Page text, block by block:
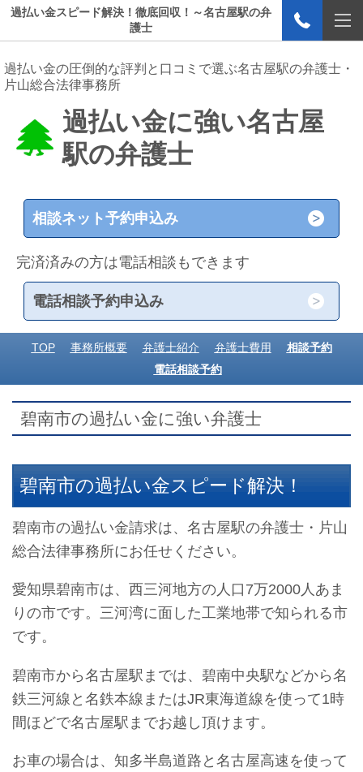
過払い金スピード解決！徹底回収！～名古屋駅の弁
護士
過払い金の圧倒的な評判と口コミで選ぶ名古屋駅の弁護士・
片山総合法律事務所
過払い金に強い名古屋
駅の弁護士
相談ネット予約申込み
完済済みの方は電話相談もできます
電話相談予約申込み
TOP 事務所概要 弁護士紹介 弁護士費用
相談予約
電話相談予約
碧南市の過払い金に強い弁護士
碧南市の過払い金スピード解決！
碧南市の過払い金請求は、名古屋駅の弁護士・片山
総合法律事務所にお任せください。
愛知県碧南市は、西三河地方の人口7万2000人あま
りの市です。三河湾に面した工業地帯で知られる市
です。
碧南市から名古屋駅までは、碧南中央駅などから名
鉄三河線と名鉄本線またはJR東海道線を使って1時
間ほどで名古屋駅までお越し頂けます。
お車の場合は、知多半島道路と名古屋高速を使って